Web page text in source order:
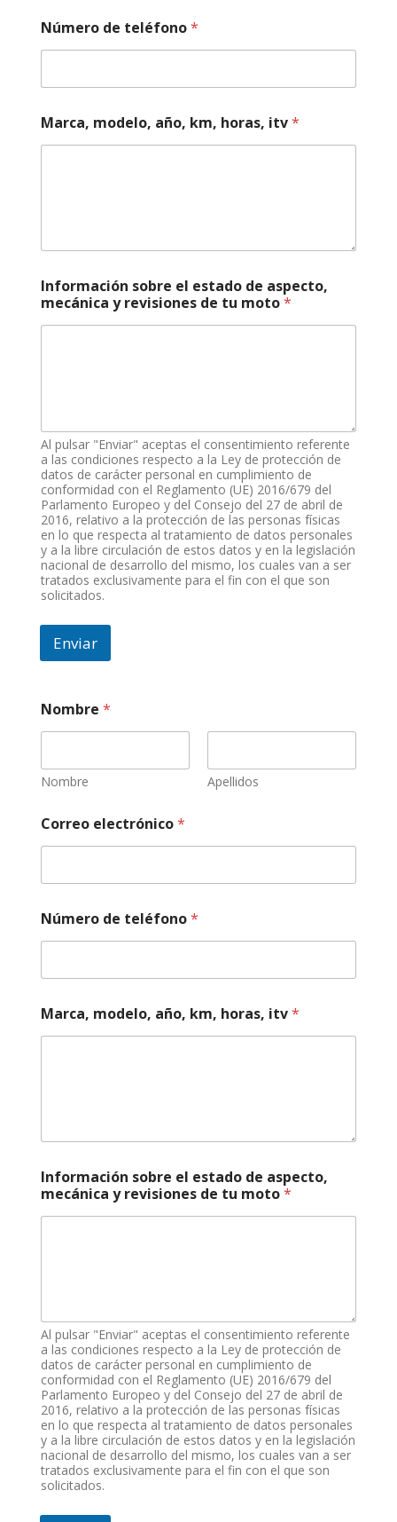
Número de teléfono*
Marca, modelo, año, km, horas, itv*
Información sobre el estado de aspecto,
mecánica y revisiones de tu moto*
Al pulsar "Enviar" aceptas el consentimiento referente
a las condiciones respecto a la Ley de protección de
datos de carácter personal en cumplimiento de
conformidad con el Reglamento (UE) 2016/679 del
Parlamento Europeo y del Consejo del 27 de abril de
2016, relativo a la protección de las personas físicas
en lo que respecta al tratamiento de datos personales
y a la libre circulación de estos datos y en la legislación
nacional de desarrollo del mismo, los cuales van a ser
tratados exclusivamente para el fin con el que son
solicitados.
Enviar
Nombre *
Nombre Apellidos
Correo electrónico*
Número de teléfono*
d
e
o
Marca, modelo, año, km, horas, itv*
Información sobre el estado de aspecto,
mecánica y revisiones de tu moto*
Al pulsar "Enviar" aceptas el consentimiento referente
a las condiciones respecto a la Ley de protección de
datos de carácter personal en cumplimiento de
conformidad con el Reglamento (UE) 2016/679 del
Parlamento Europeo y del Consejo del 27 de abril de
2016, relativo a la protección de las personas físicas
en lo que respecta al tratamiento de datos personales
y a la libre circulación de estos datos y en la legislación
nacional de desarrollo del mismo, los cuales van a ser
tratados exclusivamente para el fin con el que son
solicitados.